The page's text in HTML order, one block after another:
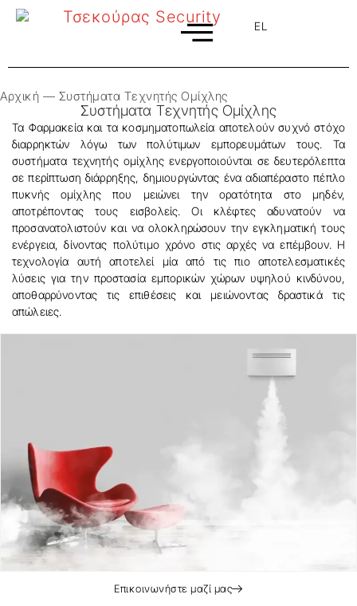
EL
EN
Αρχική — Συστήματα Τεχνητής Ομίχλης
Συστήματα Τεχνητής Ομίχλης
Τα Φαρμακεία και τα κοσμηματοπωλεία αποτελούν συχνό στόχο
διαρρηκτών λόγω των πολύτιμων εμπορευμάτων τους. Τα
συστήματα τεχνητής ομίχλης ενεργοποιούνται σε δευτερόλεπτα
σε περίπτωση διάρρηξης, δημιουργώντας ένα αδιαπέραστο πέπλο
πυκνής ομίχλης που μειώνει την ορατότητα στο μηδέν,
αποτρέποντας τους εισβολείς. Οι κλέφτες αδυνατούν να
προσανατολιστούν και να ολοκληρώσουν την εγκληματική τους
ενέργεια, δίνοντας πολύτιμο χρόνο στις αρχές να επέμβουν. Η
τεχνολογία αυτή αποτελεί μία από τις πιο αποτελεσματικές
λύσεις για την προστασία εμπορικών χώρων υψηλού κινδύνου,
αποθαρρύνοντας τις επιθέσεις και μειώνοντας δραστικά τις
απώλειες.
Επικοινωνήστε μαζί μας